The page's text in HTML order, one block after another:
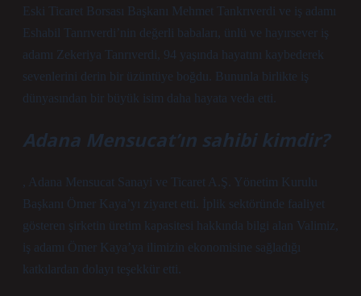
Eski Ticaret Borsası Başkanı Mehmet Tankrıverdi ve iş adamı
Eshabil Tanrıverdi’nin değerli babaları, ünlü ve hayırsever iş
adamı Zekeriya Tanrıverdi, 94 yaşında hayatını kaybederek
sevenlerini derin bir üzüntüye boğdu. Bununla birlikte iş
dünyasından bir büyük isim daha hayata veda etti.
Adana Mensucat’ın sahibi kimdir?
, Adana Mensucat Sanayi ve Ticaret A.Ş. Yönetim Kurulu
Başkanı Ömer Kaya’yı ziyaret etti. İplik sektöründe faaliyet
gösteren şirketin üretim kapasitesi hakkında bilgi alan Valimiz,
iş adamı Ömer Kaya’ya ilimizin ekonomisine sağladığı
katkılardan dolayı teşekkür etti.